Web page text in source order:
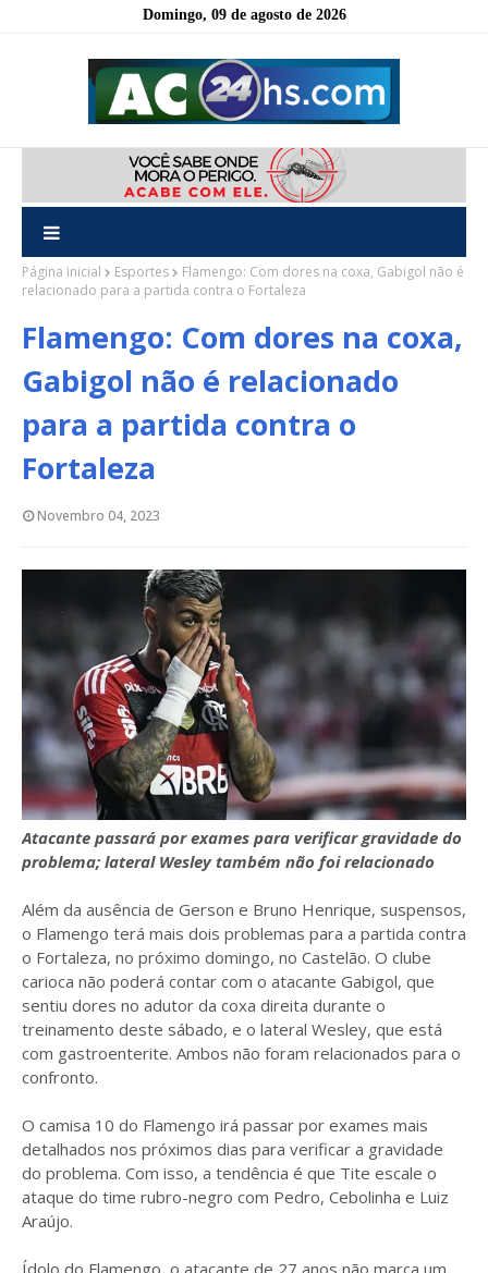
Domingo, 09 de agosto de 2026
Página inicial Esportes
Flamengo: Com dores na coxa, Gabigol não é
relacionado para a partida contra o Fortaleza
Flamengo: Com dores na coxa,
Gabigol não é relacionado
para a partida contra o
Fortaleza
Novembro 04, 2023
Atacante passará por exames para verificar gravidade do
problema; lateral Wesley também não foi relacionado
Além da ausência de Gerson e Bruno Henrique, suspensos,
o Flamengo terá mais dois problemas para a partida contra
o Fortaleza, no próximo domingo, no Castelão. O clube
carioca não poderá contar com o atacante Gabigol, que
sentiu dores no adutor da coxa direita durante o
treinamento deste sábado, e o lateral Wesley, que está
com gastroenterite. Ambos não foram relacionados para o
confronto.
O camisa 10 do Flamengo irá passar por exames mais
detalhados nos próximos dias para verificar a gravidade
do problema. Com isso, a tendência é que Tite escale o
ataque do time rubro-negro com Pedro, Cebolinha e Luiz
Araújo.